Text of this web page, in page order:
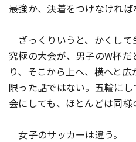
最強か、決着をつけなければな
ざっくりいうと、かくして
究極の大会が、男子のW杯
り、そこから上へ、横へと
限った話ではない。五輪に
会にしても、ほとんどは同様
女子のサッカーは違う。